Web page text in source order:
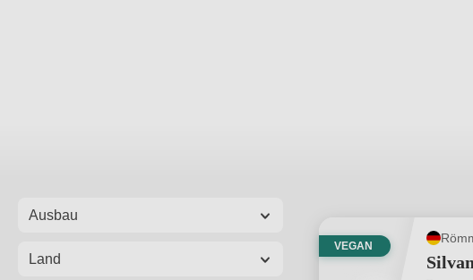
Ausbau
Land
VEGAN